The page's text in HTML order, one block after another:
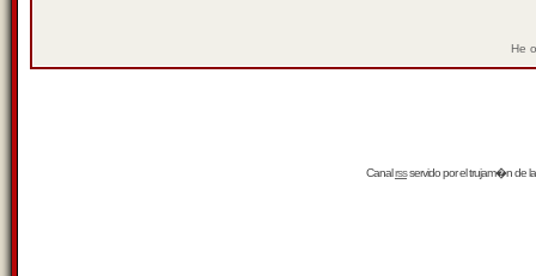
He
Canalrssservido por eltrujam�nde